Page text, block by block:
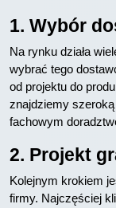
1. Wybór
Na rynku działa
wybrać tego
od projektu do
znajdziemy
fachowym
2. Projekt
Kolejnym krokiem
firmy. Najczęściej